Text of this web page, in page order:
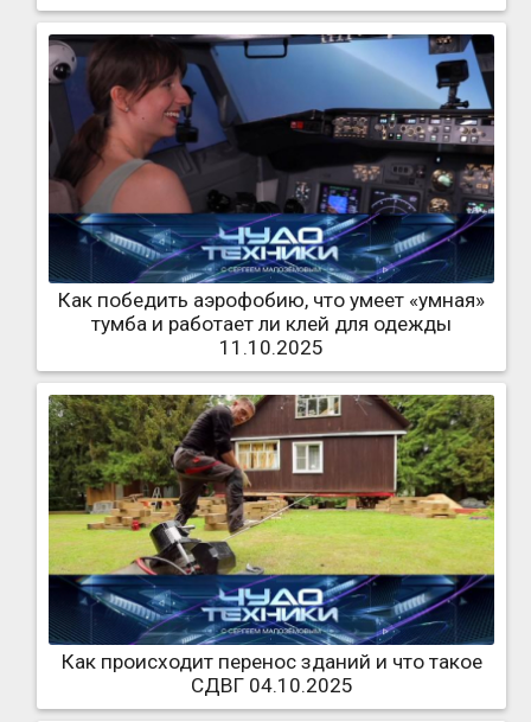
Как победить аэрофобию, что умеет «умная»
тумба и работает ли клей для одежды
11.10.2025
Как происходит перенос зданий и что такое
СДВГ 04.10.2025